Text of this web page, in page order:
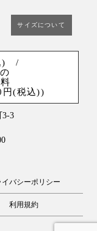
サイズについて
込) /
円(税込))
3-3
イバシーポリシー
利用規約